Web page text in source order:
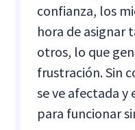
confianza, los
hora de asignar
otros, lo que
frustración. Sin
se ve afectada
para funcionar